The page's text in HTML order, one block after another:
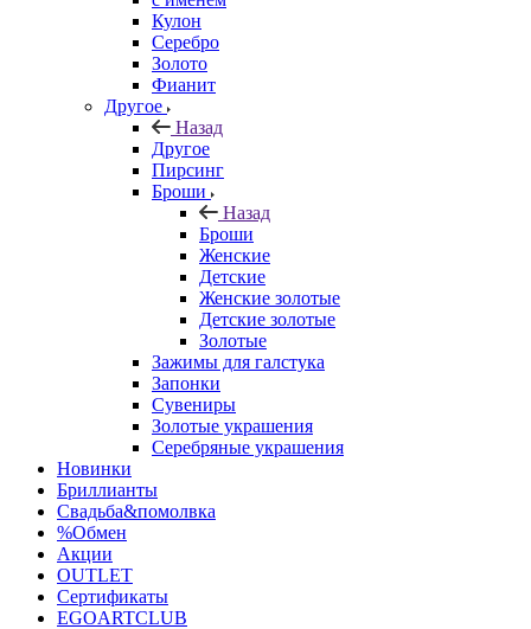
Кулон
Серебро
Золото
Фианит
Другое
Назад
Другое
Пирсинг
Броши
Назад
Броши
Женские
Детские
Женские золотые
Детские золотые
Золотые
Зажимы для галстука
Запонки
Сувениры
Золотые украшения
Серебряные украшения
Новинки
Бриллианты
Свадьба&помолвка
%Обмен
Акции
OUTLET
Сертификаты
EGOARTCLUB